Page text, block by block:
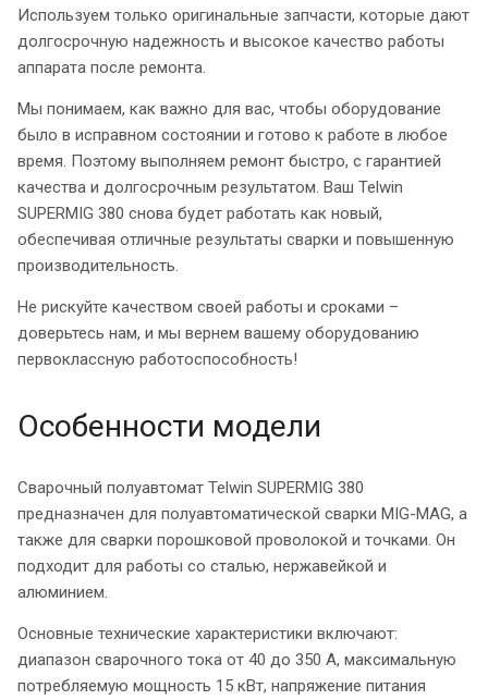
Используем только оригинальные запчасти, которые дают
долгосрочную надежность и высокое качество работы
аппарата после ремонта.
Мы понимаем, как важно для вас, чтобы оборудование
было в исправном состоянии и готово к работе в любое
время. Поэтому выполняем ремонт быстро, с гарантией
качества и долгосрочным результатом. Ваш Telwin
SUPERMIG 380 снова будет работать как новый,
обеспечивая отличные результаты сварки и повышенную
производительность.
Не рискуйте качеством своей работы и сроками –
доверьтесь нам, и мы вернем вашему оборудованию
первоклассную работоспособность!
Особенности модели
Сварочный полуавтомат Telwin SUPERMIG 380
предназначен для полуавтоматической сварки MIG-MAG, а
также для сварки порошковой проволокой и точками. Он
подходит для работы со сталью, нержавейкой и
алюминием.
Основные технические характеристики включают:
диапазон сварочного тока от 40 до 350 А, максимальную
потребляемую мощность 15 кВт, напряжение питания